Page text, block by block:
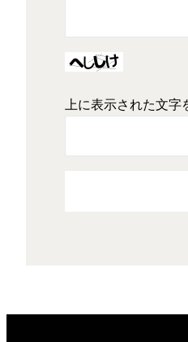
上に表示された文字